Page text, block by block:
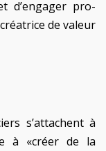
d’engager pro-
de valeur
s’attachent à
à «créer de la